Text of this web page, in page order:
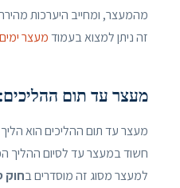
מהמעצר, ומחייב היערכות
זה ניתן למצוא בעמודמעצר ימים
מעצר עד תום
מעצר עד תום ההליכים הוא
חשוד במעצר עד לסיום ההליך
למעצר מסוג זה מוסדרים בחוק